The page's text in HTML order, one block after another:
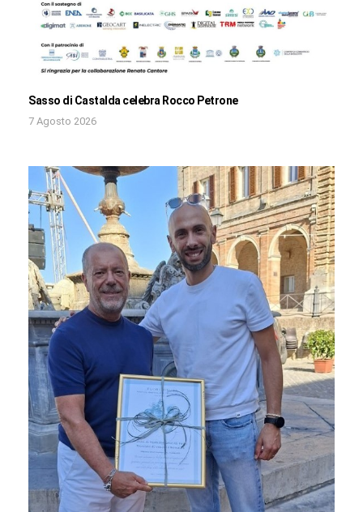
Sasso di Castalda celebra Rocco Petrone
7 Agosto 2026